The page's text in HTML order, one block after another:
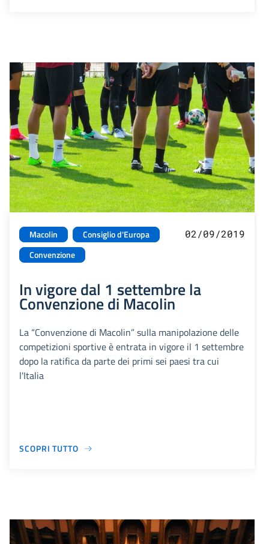
Macolin
Consiglio d'Europa
Convenzione
02/09/2019
In vigore dal 1 settembre la
Convenzione di Macolin
La “Convenzione di Macolin” sulla manipolazione delle
competizioni sportive è entrata in vigore il 1 settembre
dopo la ratifica da parte dei primi sei paesi tra cui
l'Italia
SCOPRI TUTTO